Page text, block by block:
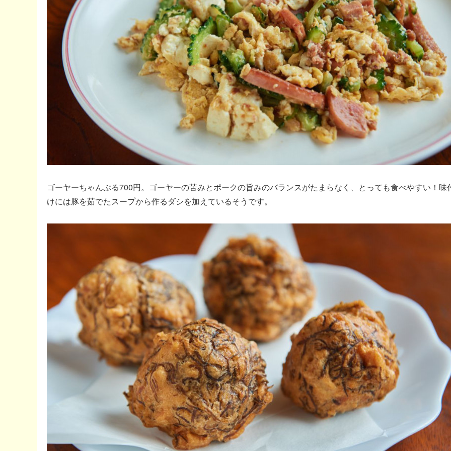
ゴーヤーちゃんぷる700円。ゴーヤーの苦みとポークの旨みのバランスがたまらなく、とっても食べやすい！味
けには豚を茹でたスープから作るダシを加えているそうです。